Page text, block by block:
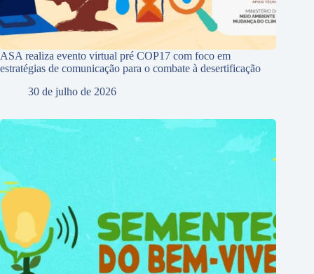
ASA realiza evento virtual pré COP17 com foco em
estratégias de comunicação para o combate à desertificação
30 de julho de 2026